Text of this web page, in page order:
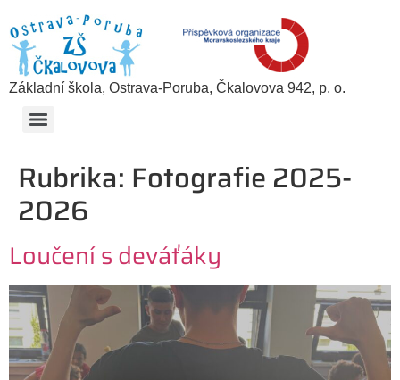
Základní škola, Ostrava-Poruba, Čkalovova 942, p. o.
Rubrika: Fotografie 2025-
2026
Loučení s deváťáky